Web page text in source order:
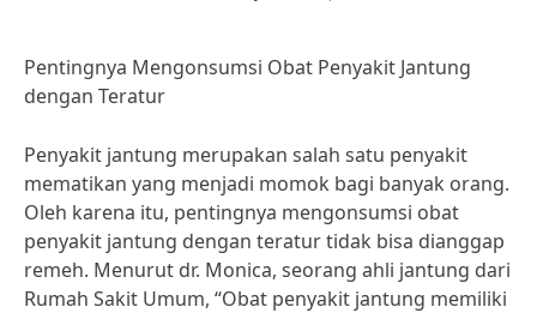
Pentingnya Mengonsumsi Obat Penyakit Jantung
dengan Teratur
Penyakit jantung merupakan salah satu penyakit
mematikan yang menjadi momok bagi banyak orang.
Oleh karena itu, pentingnya mengonsumsi obat
penyakit jantung dengan teratur tidak bisa dianggap
remeh. Menurut dr. Monica, seorang ahli jantung dari
Rumah Sakit Umum, “Obat penyakit jantung memiliki